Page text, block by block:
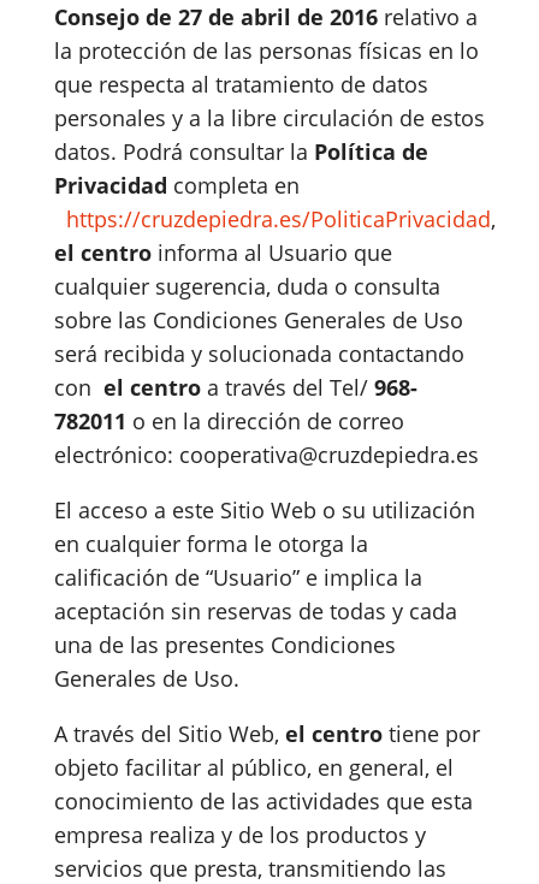
Consejo de 27 de abril de 2016relativo a
la protección de las personas físicas en lo
que respecta al tratamiento de datos
personales y a la libre circulación de estos
datos. Podrá consultar la Política de
Privacidad completa en
https://cruzdepiedra.es/PoliticaPrivacidad,
el centroinforma al Usuario que
cualquier sugerencia, duda o consulta
sobre las Condiciones Generales de Uso
será recibida y solucionada contactando
con el centroa través del Tel/ 968-
782011 o en la dirección de correo
electrónico: cooperativa@cruzdepiedra.es
El acceso a este Sitio Web o su utilización
en cualquier forma le otorga la
calificación de “Usuario” e implica la
aceptación sin reservas de todas y cada
una de las presentes Condiciones
Generales de Uso.
A través del Sitio Web, el centrotiene por
objeto facilitar al público, en general, el
conocimiento de las actividades que esta
empresa realiza y de los productos y
servicios que presta, transmitiendo las